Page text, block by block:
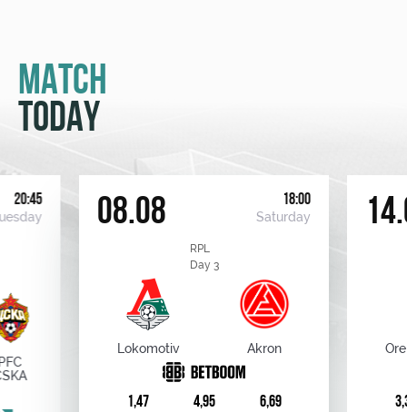
MATCH
TODAY
20:45 08.08 18:00
Saturday
RPL
Day 3
Lokomotiv Akron
1,47 4,95 6,69